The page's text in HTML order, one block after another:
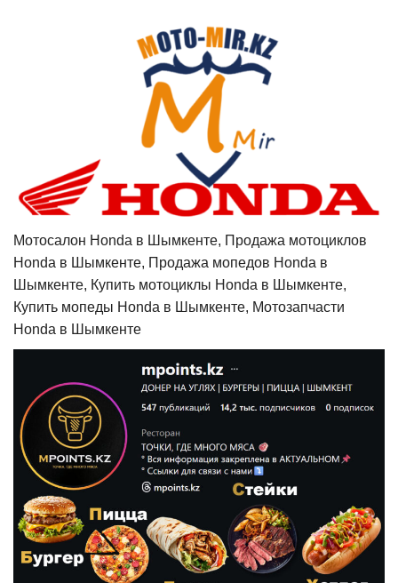
Мотосалон Honda в Шымкенте, Продажа мотоциклов
Honda в Шымкенте, Продажа мопедов Honda в
Шымкенте, Купить мотоциклы Honda в Шымкенте,
Купить мопеды Honda в Шымкенте, Мотозапчасти
Honda в Шымкенте